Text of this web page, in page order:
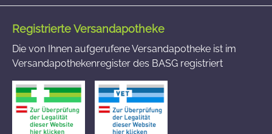
Registrierte Versandapotheke
Die von Ihnen aufgerufene Versandapotheke ist im
Versandapothekenregister des BASG registriert